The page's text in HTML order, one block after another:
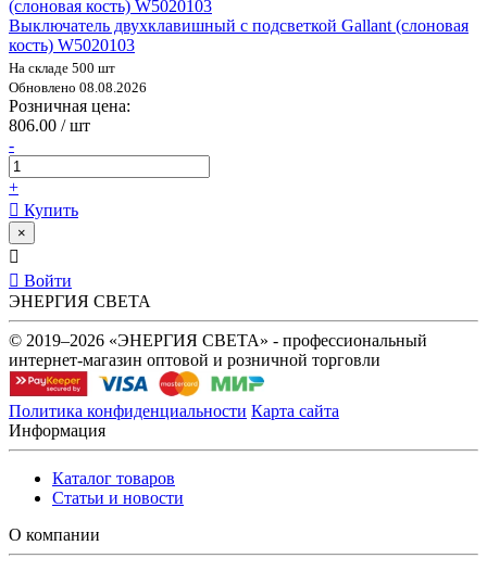
Выключатель двухклавишный с подсветкой Gallant (слоновая
кость) W5020103
На складе 500 шт
Обновлено 08.08.2026
Розничная цена:
806.00 / шт
-
+
Купить
×
Войти
ЭНЕРГИЯ СВЕТА
© 2019–2026 «ЭНЕРГИЯ СВЕТА» - профессиональный
интернет-магазин оптовой и розничной торговли
Политика конфиденциальности Карта сайта
Информация
Каталог товаров
Статьи и новости
О компании